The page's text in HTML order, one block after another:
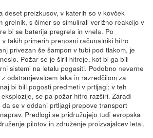
deset preizkusov, v katerih so v kovček
grelnik, s čimer so simulirali verižno reakcijo v
bi se baterija pregrela in vnela. Po
takih primerih prenosni računalniki hitro
privezan še šampon v tubi pod tlakom, je
Požar se je širil hitreje, kot bi ga bili
sistemi na letalu pogasiti. Podobno nevarne
odstranjevalcem laka in razredčilom za
bi bili pogosti predmeti v prtljagi; v teh
se pa požar hitro razširi. Zaradi
da se v oddani prtljagi prepove transport
Predlogi se pridružujejo tudi evropska
pilotov in združenje proizvajalcev letal,